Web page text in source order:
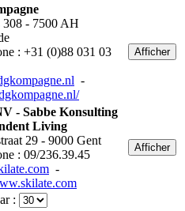
308 - 7500 AH
: +31 (0)88 031 03
-
Afficher
- Sabbe Konsulting
Living
29 - 9000 Gent
: 09/236.39.45
-
Afficher
: